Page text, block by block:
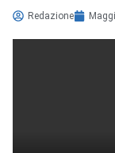
Redazione